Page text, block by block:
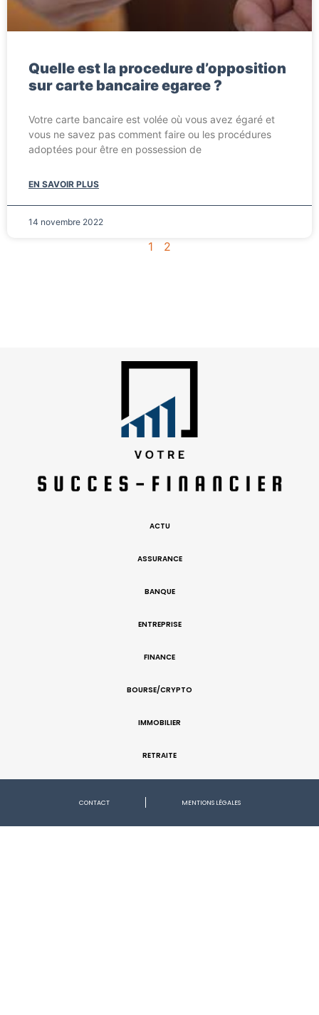
Quelle est la procedure d’opposition
sur carte bancaire egaree ?
Votre carte bancaire est volée où vous avez égaré et
vous ne savez pas comment faire ou les procédures
adoptées pour être en possession de
EN SAVOIR PLUS
14 novembre 2022
1 2
ACTU
ASSURANCE
BANQUE
ENTREPRISE
FINANCE
BOURSE/CRYPTO
IMMOBILIER
RETRAITE
CONTACT MENTIONS LÉGALES